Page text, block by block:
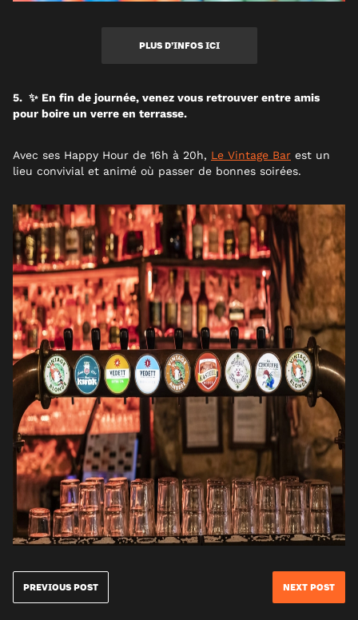
PLUS D’INFOS ICI
5. ✨ En fin de journée, venez vous retrouver entre amis
pour boire un verre en terrasse.
Avec ses Happy Hour de 16h à 20h, Le Vintage Bar est un
lieu convivial et animé où passer de bonnes soirées.
PREVIOUS POST NEXT POST